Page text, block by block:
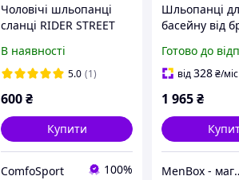
Чоловічі шльопанці
сланці RIDER STREET
чорні
В наявності
5.0 (1)
600₴
Купити
ComfoSport 100%
Шльопанці
басейну від
Готово до
від328₴/міс
1 965₴
MenBox - магазин